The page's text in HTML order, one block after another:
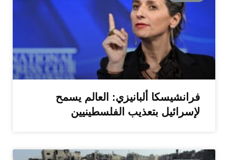
فرانشيسكا ألبانيزي: العالم يسمح
لإسرائيل بتعذيب الفلسطينيين